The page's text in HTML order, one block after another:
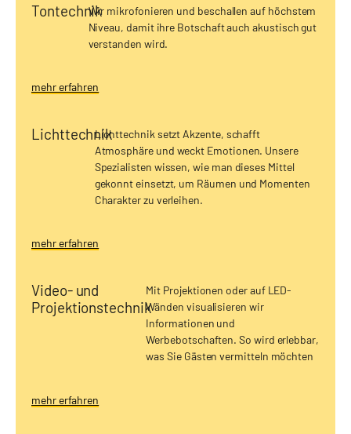
TontechnikWir mikrofonieren und beschallen auf höchstem
Niveau, damit ihre Botschaft auch akustisch gut
verstanden wird.
mehr erfahren
LichttechnikLichttechnik setzt Akzente, schafft
Atmosphäre und weckt Emotionen. Unsere
Spezialisten wissen, wie man dieses Mittel
gekonnt einsetzt, um Räumen und Momenten
Charakter zu verleihen.
mehr erfahren
Video- und
Projektionstechnik​
Mit Projektionen oder auf LED-
Wänden visualisieren wir
Informationen und
Werbebotschaften. So wird erlebbar,
was Sie Gästen vermitteln möchten
mehr erfahren